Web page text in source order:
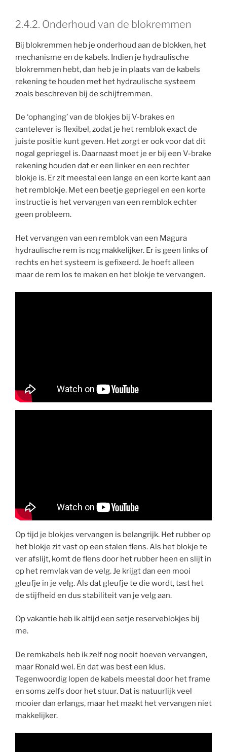
2.4.2. Onderhoud van de blokremmen
Bij blokremmen heb je onderhoud aan de blokken, het
mechanisme en de kabels. Indien je hydraulische
blokremmen hebt, dan heb je in plaats van de kabels
rekening te houden met het hydraulische systeem
zoals beschreven bij de schijfremmen.
De ‘ophanging’ van de blokjes bij V-brakes en
cantelever is flexibel, zodat je het remblok exact de
juiste positie kunt geven. Het zorgt er ook voor dat dit
nogal gepriegel is. Daarnaast moet je er bij een V-brake
rekening houden dat er een linker en een rechter
blokje is. Er zit meestal een lange en een korte kant aan
het remblokje. Met een beetje gepriegel en een korte
instructie is het vervangen van een remblok echter
geen probleem.
Het vervangen van een remblok van een Magura
hydraulische rem is nog makkelijker. Er is geen links of
rechts en het systeem is gefixeerd. Je hoeft alleen
maar de rem los te maken en het blokje te vervangen.
Op tijd je blokjes vervangen is belangrijk. Het rubber op
het blokje zit vast op een stalen flens. Als het blokje te
ver afslijt, komt de flens door het rubber heen en slijt in
op het remvlak van de velg. Je krijgt dan een mooi
gleufje in je velg. Als dat gleufje te die wordt, tast het
de stijfheid en dus stabiliteit van je velg aan.
Op vakantie heb ik altijd een setje reserveblokjes bij
me.
De remkabels heb ik zelf nog nooit hoeven vervangen,
maar Ronald wel. En dat was best een klus.
Tegenwoordig lopen de kabels meestal door het frame
en soms zelfs door het stuur. Dat is natuurlijk veel
mooier dan erlangs, maar het maakt het vervangen niet
makkelijker.